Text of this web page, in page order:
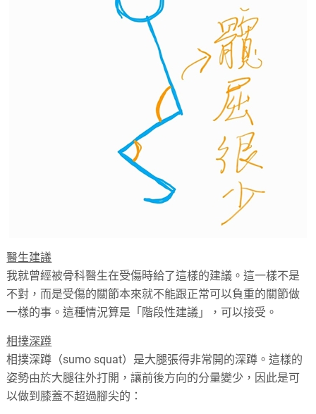
醫生建議
我就曾經被骨科醫生在受傷時給了這樣的建議。這一樣不是
不對，而是受傷的關節本來就不能跟正常可以負重的關節做
一樣的事。這種情況算是「階段性建議」，可以接受。
相撲深蹲
相撲深蹲（sumo squat）是大腿張得非常開的深蹲。這樣的
姿勢由於大腿往外打開，讓前後方向的分量變少，因此是可
以做到膝蓋不超過腳尖的：